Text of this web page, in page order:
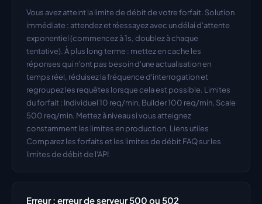
Vous avez atteint la limite de débit de votre forfait. Solution
immédiate : attendez et réessayez avec un délai d'attente
exponentiel (commencez à 1s, doublez à chaque
tentative). À plus long terme : mettez en cache les
réponses qui n'ont pas besoin d'une actualisation en
temps réel, réduisez la fréquence d'interrogation et
regroupez les requêtes lorsque cela est possible. Limites
du forfait : Individuel 10 req/min, Builder 100 req/min, Scale
500 req/min. Mettez à niveau si vous atteignez
constamment les limites en production. Liens utiles
Comparez les forfaits et les limites de débit FAQ sur les
limites de débit de l'API
Erreur : erreur de serveur 500 ou 502